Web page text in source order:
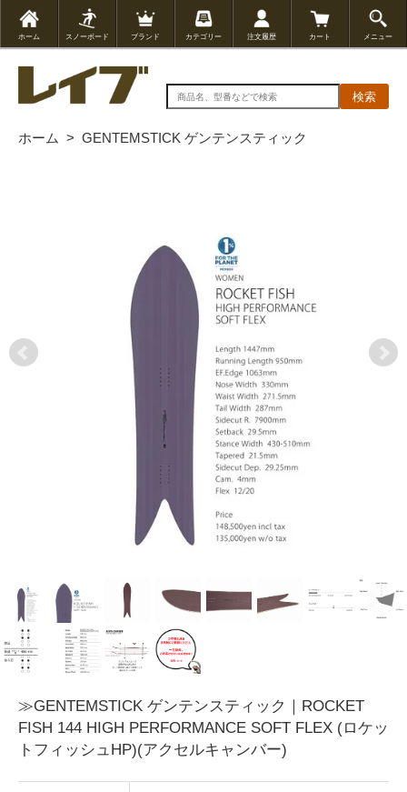
ホーム スノーボード ブランド カテゴリー 注文履歴 カート メニュー
検索
ホーム > GENTEMSTICK ゲンテンスティック
≫GENTEMSTICK ゲンテンスティック｜ROCKET
FISH 144 HIGH PERFORMANCE SOFT FLEX (ロケッ
トフィッシュHP)(アクセルキャンバー)